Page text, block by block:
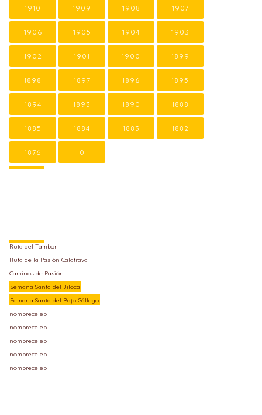
1910 1909 1908 1907
1906 1905 1904 1903
1902 1901 1900 1899
1898 1897 1896 1895
1894 1893 1890 1888
1885 1884 1883 1882
1876 0
Ruta del Tambor
Ruta de la Pasión Calatrava
Caminos de Pasión
Semana Santa del Jiloca
Semana Santa del Bajo Gállego
nombreceleb
nombreceleb
nombreceleb
nombreceleb
nombreceleb